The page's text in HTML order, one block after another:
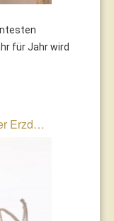
für Jahr wird
Erzd…